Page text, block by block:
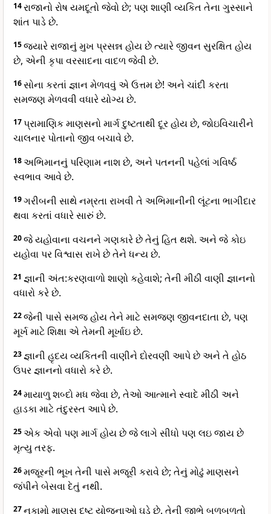
14રાજાનો રોષ યમદૂતો જેવો છે; પણ શાણી વ્યકિત તેના ગુસ્સાને
શાંત પાડે છે.
15જ્યારે રાજાનું મુખ પ્રસન્ન હોય છે ત્યારે જીવન સુરક્ષિત હોય
છે, એની કૃપા વરસાદના વાદળ જેવી છે.
16સોના કરતાં જ્ઞાન મેળવવું એ ઉત્તમ છે! અને ચાંદી કરતા
સમજણ મેળવવી વધારે યોગ્ય છે.
17પ્રામાણિક માણસનો માર્ગ દુષ્ટતાથી દૂર હોય છે, જોઇવિચારીને
ચાલનાર પોતાનો જીવ બચાવે છે.
18અભિમાનનું પરિણામ નાશ છે, અને પતનની પહેલાં ગવિર્ષ્ઠ
સ્વભાવ આવે છે.
19ગરીબની સાથે નમ્રતા રાખવી તે અભિમાનીની લૂંટના ભાગીદાર
થવા કરતાં વધારે સારું છે.
20જે યહોવાના વચનને ગણકારે છે તેનું હિત થશે. અને જે કોઇ
યહોવા પર વિશ્વાસ રાખે છે તેને ધન્ય છે.
21 જ્ઞાની અંત:કરણવાળો શાણો કહેવાશે; તેની મીઠી વાણી જ્ઞાનનો
વધારો કરે છે.
22જેની પાસે સમજ હોય તેને માટે સમજણ જીવનદાતા છે, પણ
મૂર્ખ માટે શિક્ષા એ તેમની મૂર્ખાઇ છે.
23જ્ઞાની હૃદય વ્યકિતની વાણીને દોરવણી આપે છે અને તે હોઠ
ઉપર જ્ઞાનનો વધારો કરે છે.
24માયાળુ શબ્દો મધ જેવા છે, તેઓ આત્માને સ્વાદે મીઠી અને
હાડકા માટે તંદુરસ્ત આપે છે.
25એક એવો પણ માર્ગ હોય છે જે લાગે સીધો પણ લઇ જાય છે
મૃત્યુ તરફ.
26મજૂરની ભૂખ તેની પાસે મજૂરી કરાવે છે; તેનું મોઢું માણસને
જંપીને બેસવા દેતું નથી.
27નકામો માણસ દુષ્ટ યોજનાઓ ઘડે છે. તેની જીભે બળબળતો